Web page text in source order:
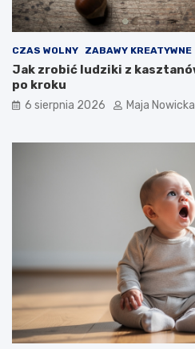
CZAS WOLNY ZABAWY KREATYWNE
Jak zrobić ludziki z
po kroku
6 sierpnia 2026 Maja Nowicka